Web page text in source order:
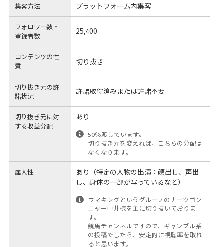
集客方法 プラットフォーム内集客
フォロワー数・
登録者数
25,400
コンテンツの性
質
切り抜き
切り抜き元の許
諾状況
許諾取得済みまたは許諾不要
切り抜き元に対
する収益分配
あり
50％渡しています。
切り抜き元を変えれば、こちらの分配は
なくなります。
属人性
あり（特定の人物の出演：顔出し、声出
し、身体の一部が写っているなど）
ウマキングというグループのナーツゴン
ニャー中井様を主に切り抜いておりま
す。
競馬チャンネルですので、ギャンブル系
の投稿でしたら、安定的に視聴率を取れ
ると思います。